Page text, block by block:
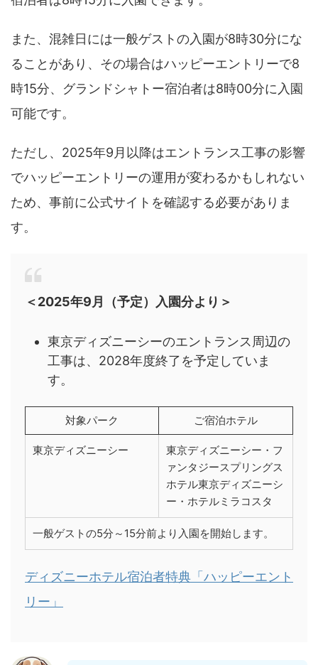
また、混雑日には一般ゲストの入園が8時30分にな
ることがあり、その場合はハッピーエントリーで8
時15分、グランドシャトー宿泊者は8時00分に入園
可能です。
ただし、2025年9月以降はエントランス工事の影響
でハッピーエントリーの運用が変わるかもしれない
ため、事前に公式サイトを確認する必要がありま
す。
＜2025年9月（予定）入園分より＞
東京ディズニーシーのエントランス周辺の
工事は、2028年度終了を予定していま
す。
対象パーク ご宿泊ホテル
東京ディズニーシー
東京ディズニーシー・フ
ァンタジースプリングス
ホテル東京ディズニーシ
ー・ホテルミラコスタ
一般ゲストの5分～15分前より入園を開始します。
ディズニーホテル宿泊者特典「ハッピーエント
リー」